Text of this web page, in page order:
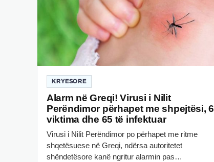
KRYESORE
Alarm në Greqi! Virusi i Nilit
Perëndimor përhapet me shpejtësi, 6
viktima dhe 65 të infektuar
Virusi i Nilit Perëndimor po përhapet me ritme
shqetësuese në Greqi, ndërsa autoritetet
shëndetësore kanë ngritur alarmin pas…